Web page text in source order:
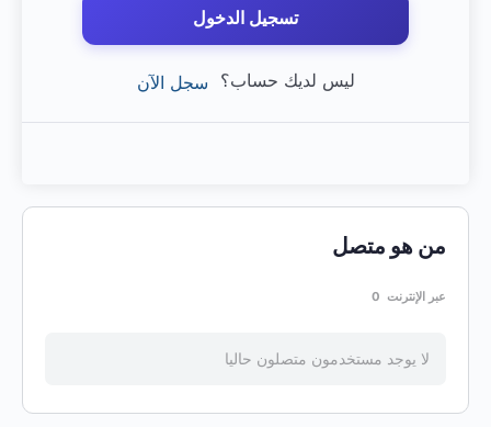
تسجيل الدخول
ليس لديك حساب؟ سجل الآن
من هو متصل
عبر الإنترنت 0
لا يوجد مستخدمون متصلون حاليا